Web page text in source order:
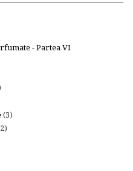
- Partea VI
(3)